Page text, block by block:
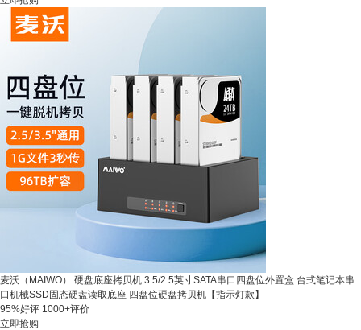
麦沃（MAIWO） 硬盘底座拷贝机 3.5/2.5英寸SATA串口四盘位外置盒 台式笔记本串
口机械SSD固态硬盘读取底座 四盘位硬盘拷贝机【指示灯款】
95%好评 1000+评价
立即抢购